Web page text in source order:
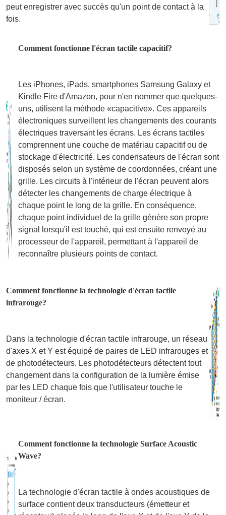
peut enregistrer avec succès qu'un point de contact à la
fois.
Comment fonctionne l'écran tactile capacitif?
Les iPhones, iPads, smartphones Samsung Galaxy et
Kindle Fire d'Amazon, pour n'en nommer que quelques-
uns, utilisent la méthode «capacitive». Ces appareils
électroniques surveillent les changements des courants
électriques traversant les écrans. Les écrans tactiles
comprennent une couche de matériau capacitif ou de
stockage d'électricité. Les condensateurs de l'écran sont
disposés selon un système de coordonnées, créant une
grille. Les circuits à l'intérieur de l'écran peuvent alors
détecter les changements de charge électrique à
chaque point le long de la grille. En conséquence,
chaque point individuel de la grille génère son propre
signal lorsqu'il est touché, qui est ensuite renvoyé au
processeur de l'appareil, permettant à l'appareil de
reconnaître plusieurs points de contact.
Comment fonctionne la technologie d'écran tactile
infrarouge?
Dans la technologie d'écran tactile infrarouge, un réseau
d'axes X et Y est équipé de paires de LED infrarouges et
de photodétecteurs. Les photodétecteurs détectent tout
changement dans la configuration de la lumière émise
par les LED chaque fois que l'utilisateur touche le
moniteur / écran.
Comment fonctionne la technologie Surface Acoustic
Wave?
La technologie d'écran tactile à ondes acoustiques de
surface contient deux transducteurs (émetteur et